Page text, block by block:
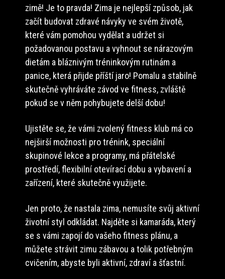
zimě! Je to pravda! Zima je nejlepší způsob, jak
začít budovat zdravé návyky ve svém životě,
které vám pomohou vydělat a udržet si
požadovanou postavu a vyhnout se nárazovým
dietám a bláznivým tréninkovým rutinám a
panice, která přijde příští jaro! Pomalu a stabilně
skutečně vyhráváte závod ve fitness, zvláště
pokud se v něm pohybujete delší dobu!
Ujistěte se, že vámi zvolený fitness klub má co
nejširší možnosti pro trénink, speciální
skupinové lekce a programy, má přátelské
prostředí, flexibilní otevírací dobu a vybavení a
zařízení, které skutečně využijete.
Jen proto, že nastala zima, nemusíte svůj aktivní
životní styl odkládat. Najděte si kamaráda, který
se s vámi zapojí do vašeho fitness plánu, a
můžete strávit zimu zábavou a tolik potřebným
cvičením, abyste byli aktivní, zdraví a šťastní.